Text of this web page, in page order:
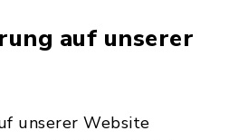
auf unserer
unserer Website